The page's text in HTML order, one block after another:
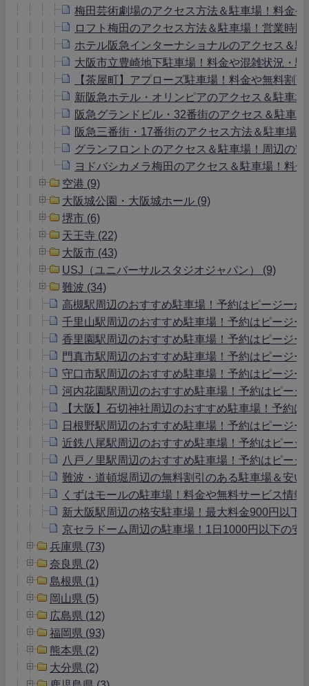
梅田芸術劇場のアクセス方法＆駐車場！料金
ロフト梅田のアクセス方法＆駐車場！営業時
ホテル阪急インターナショナルのアクセス＆
大阪市立豊崎地下駐車場！料金や混雑状況・
【茶屋町】アプローズ駐車場！料金や無料割
新阪急ホテル・オリンピアのアクセス＆駐車
阪急グランドビル・32番街のアクセス＆駐車
阪急三番街・17番街のアクセス方法＆駐車場
グランフロントのアクセス＆駐車場！周辺の
ヨドバシカメラ梅田のアクセス＆駐車場！料
空港 (9)
大阪城公園・大阪城ホール (9)
堺市 (6)
天王寺 (22)
大阪市 (43)
USJ（ユニバーサルスタジオジャパン） (9)
難波 (34)
高槻駅周辺のおすすめ駐車場！予約はピージーが
千里山駅周辺のおすすめ駐車場！予約はピージー
香里園駅周辺のおすすめ駐車場！予約はピージー
門真市駅周辺のおすすめ駐車場！予約はピージー
守口市駅周辺のおすすめ駐車場！予約はピージー
河内花園駅周辺のおすすめ駐車場！予約はピージ
【大阪】石切神社周辺のおすすめ駐車場！予約
日根野駅周辺のおすすめ駐車場！予約はピージー
近鉄八尾駅周辺のおすすめ駐車場！予約はピージ
八戸ノ里駅周辺のおすすめ駐車場！予約はピージ
難波・道頓堀周辺の無料割引のある駐車場＆安い
くずはモールの駐車場！料金や無料サービス情報
新大阪駅周辺の格安駐車場！最大料金900円以下
京セラドーム周辺の駐車場！1日1000円以下の安
兵庫県 (73)
奈良県 (2)
島根県 (1)
岡山県 (5)
広島県 (12)
福岡県 (93)
熊本県 (2)
大分県 (2)